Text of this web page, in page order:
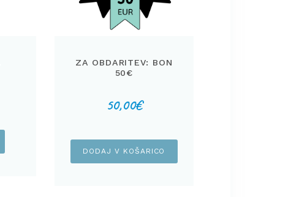
ZA OBDARITEV: BON
50€
50,00€
DODAJ V KOŠARICO